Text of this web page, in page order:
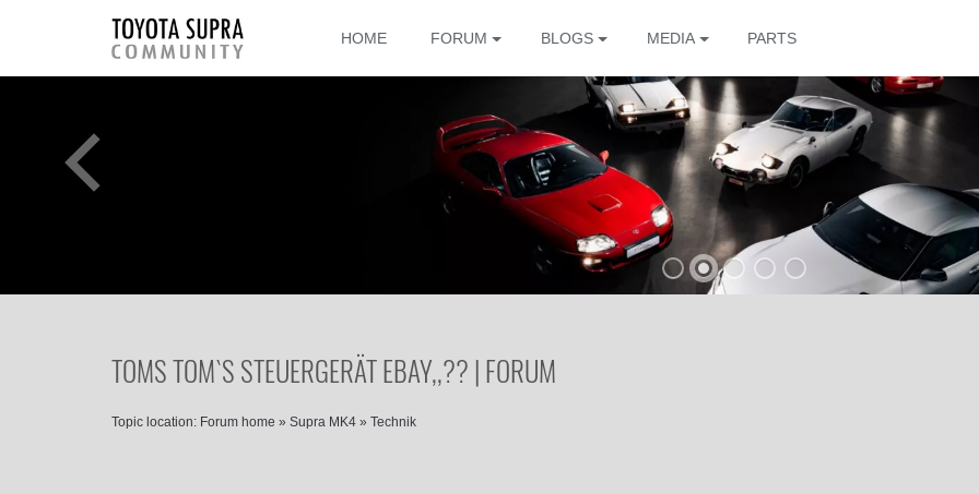
HOME FORUM BLOGS MEDIA PARTS
TOMS TOM`S STEUERGERÄT EBAY,,?? | FORUM
Topic location: Forum home » Supra MK4 » Technik